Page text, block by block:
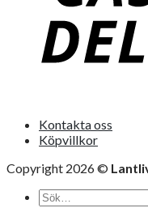
Kontakta oss
Köpvillkor
Copyright 2026 ©
Sök